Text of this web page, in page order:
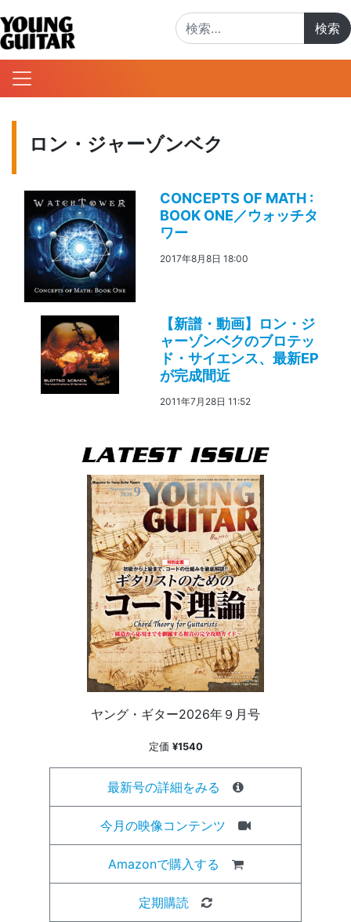
ロン・ジャーゾンベク
CONCEPTS OF MATH :
BOOK ONE／ウォッチタ
ワー
2017年8月8日 18:00
【新譜・動画】ロン・ジ
ャーゾンベクのブロテッ
ド・サイエンス、最新EP
が完成間近
2011年7月28日 11:52
ヤング・ギター2026年９月号
定価 ¥1540
最新号の詳細をみる
今月の映像コンテンツ
Amazonで購入する
定期購読